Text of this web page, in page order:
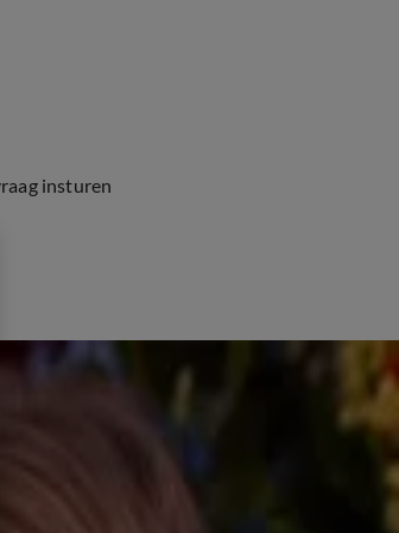
insturen